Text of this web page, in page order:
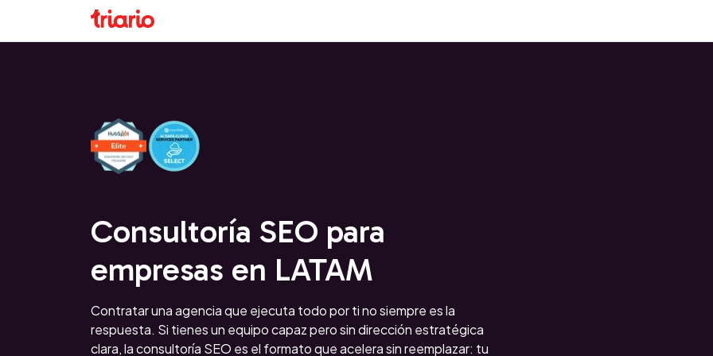
Consultoría SEO para
empresas en LATAM
Contratar una agencia que ejecuta todo por ti no siempre es la
respuesta. Si tienes un equipo capaz pero sin dirección estratégica
clara, la consultoría SEO es el formato que acelera sin reemplazar: tu